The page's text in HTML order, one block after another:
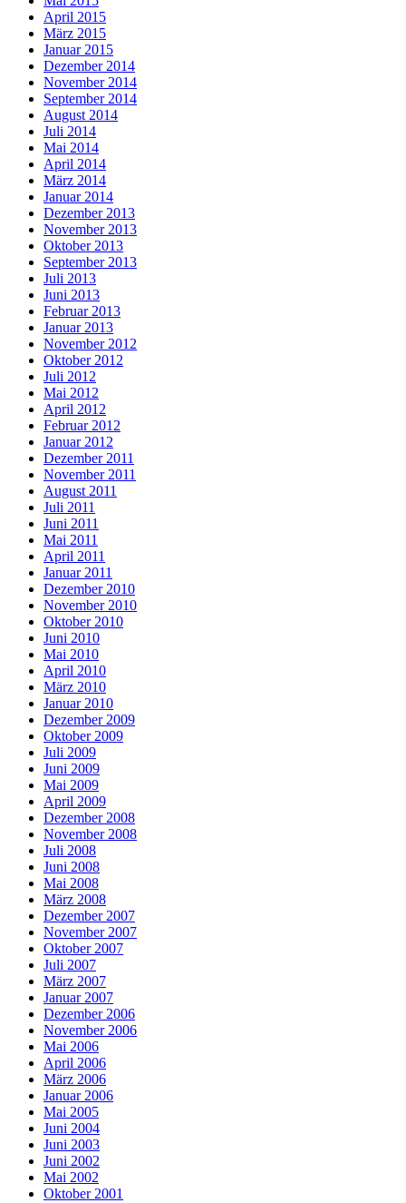
April 2015
März 2015
Januar 2015
Dezember 2014
November 2014
September 2014
August 2014
Juli 2014
Mai 2014
April 2014
März 2014
Januar 2014
Dezember 2013
November 2013
Oktober 2013
September 2013
Juli 2013
Juni 2013
Februar 2013
Januar 2013
November 2012
Oktober 2012
Juli 2012
Mai 2012
April 2012
Februar 2012
Januar 2012
Dezember 2011
November 2011
August 2011
Juli 2011
Juni 2011
Mai 2011
April 2011
Januar 2011
Dezember 2010
November 2010
Oktober 2010
Juni 2010
Mai 2010
April 2010
März 2010
Januar 2010
Dezember 2009
Oktober 2009
Juli 2009
Juni 2009
Mai 2009
April 2009
Dezember 2008
November 2008
Juli 2008
Juni 2008
Mai 2008
März 2008
Dezember 2007
November 2007
Oktober 2007
Juli 2007
März 2007
Januar 2007
Dezember 2006
November 2006
Mai 2006
April 2006
März 2006
Januar 2006
Mai 2005
Juni 2004
Juni 2003
Juni 2002
Mai 2002
Oktober 2001